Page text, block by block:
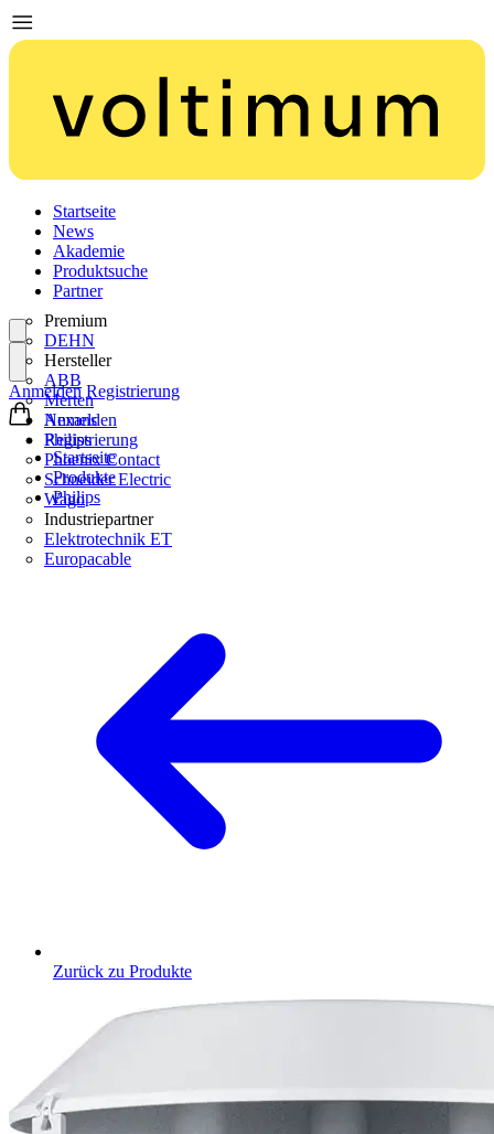
Startseite
News
Akademie
Produktsuche
Partner
Premium
DEHN
Hersteller
ABB
Merten
Nexans
Philips
Phoenix Contact
Schneider Electric
Wago
Industriepartner
Elektrotechnik ET
Europacable
Anmelden
Registrierung
Anmelden Registrierung
Startseite
Produkte
Philips
Zurück zu Produkte